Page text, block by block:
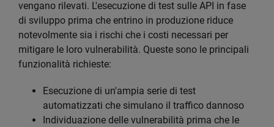
vengano rilevati. L'esecuzione di test sulle API in fase
di sviluppo prima che entrino in produzione riduce
notevolmente sia i rischi che i costi necessari per
mitigare le loro vulnerabilità. Queste sono le principali
funzionalità richieste:
Esecuzione di un'ampia serie di test
automatizzati che simulano il traffico dannoso
Individuazione delle vulnerabilità prima che le